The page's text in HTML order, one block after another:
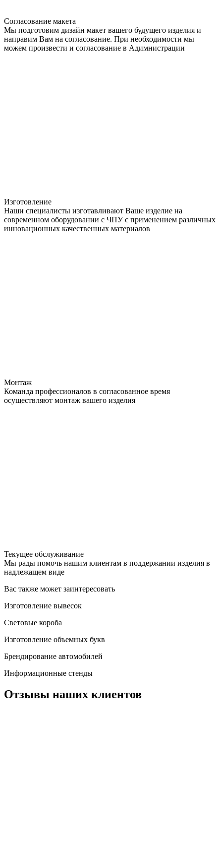
Согласование макета
Мы подготовим дизайн макет вашего будущего изделия и
направим Вам на согласование. При необходимости мы
можем произвести и согласование в Адимнистрации
Изготовление
Наши специалисты изготавливают Ваше изделие на
современном оборудовании с ЧПУ с применением различных
инновационных качественных материалов
Монтаж
Команда профессионалов в согласованное время
осуществляют монтаж вашего изделия
Текущее обслуживание
Мы рады помочь нашим клиентам в поддержании изделия в
надлежащем виде
Вас также может заинтересовать
Изготовление вывесок
Световые короба
Изготовление объемных букв
Брендирование автомобилей
Информационные стенды
Отзывы наших клиентов